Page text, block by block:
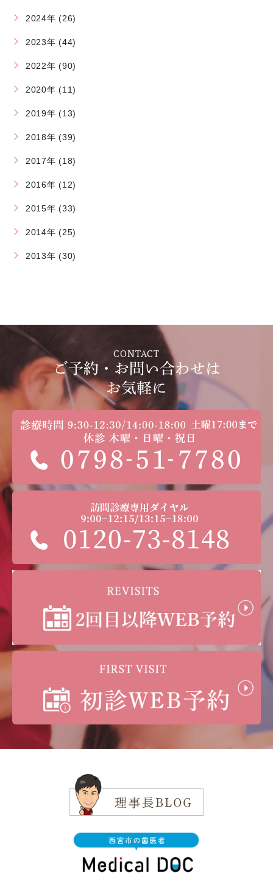
2024年 (26)
2023年 (44)
2022年 (90)
2020年 (11)
2019年 (13)
2018年 (39)
2017年 (18)
2016年 (12)
2015年 (33)
2014年 (25)
2013年 (30)
CONTACT
ご予約・お問い合わせは
お気軽に